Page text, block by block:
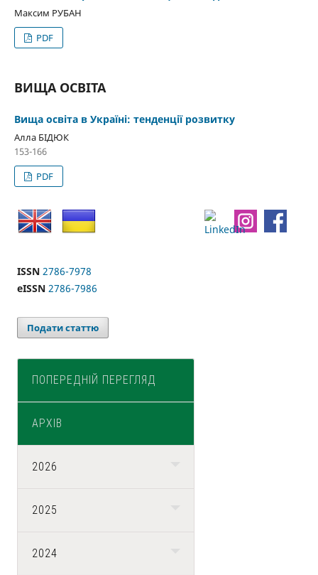
Максим РУБАН
PDF
ВИЩА ОСВІТА
Вища освіта в Україні: тенденції розвитку
Алла БІДЮК
153-166
PDF
ISSN 2786-7978
eISSN 2786-7986
Подати статтю
ПОПЕРЕДНІЙ ПЕРЕГЛЯД
АРХІВ
2026
2025
2024